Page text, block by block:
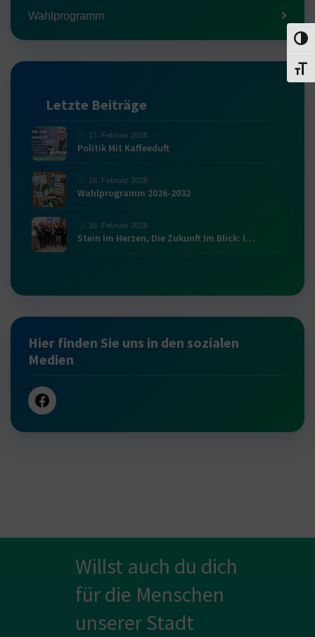
Wahlprogramm
Letzte Beiträge
Politik Mit Kaffeeduft
17. Februar 2026
Wahlprogramm 2026-2032
16. Februar 2026
Stein Im Herzen, Die Zukunft Im Blick: I…
16. Februar 2026
Hier finden Sie uns in den sozialen
Medien
Willst auch du dich
für die Menschen
unserer Stadt